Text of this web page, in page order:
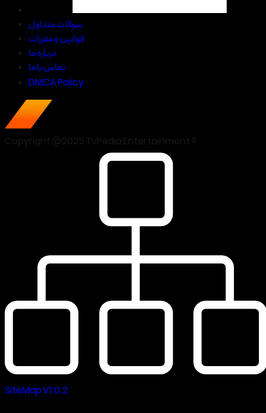
سوالات متداول
قوانین و مقررات
درباره ما
تماس با ما
DMCA Policy
SiteMap V1.0.2